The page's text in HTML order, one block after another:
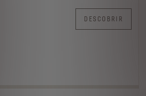
DESCOBRIR